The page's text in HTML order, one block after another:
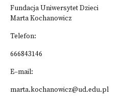
Fundacja Uniwersytet Dzieci
Marta Kochanowicz
Telefon:
666843146
E–mail:
marta.kochanowicz@ud.edu.pl